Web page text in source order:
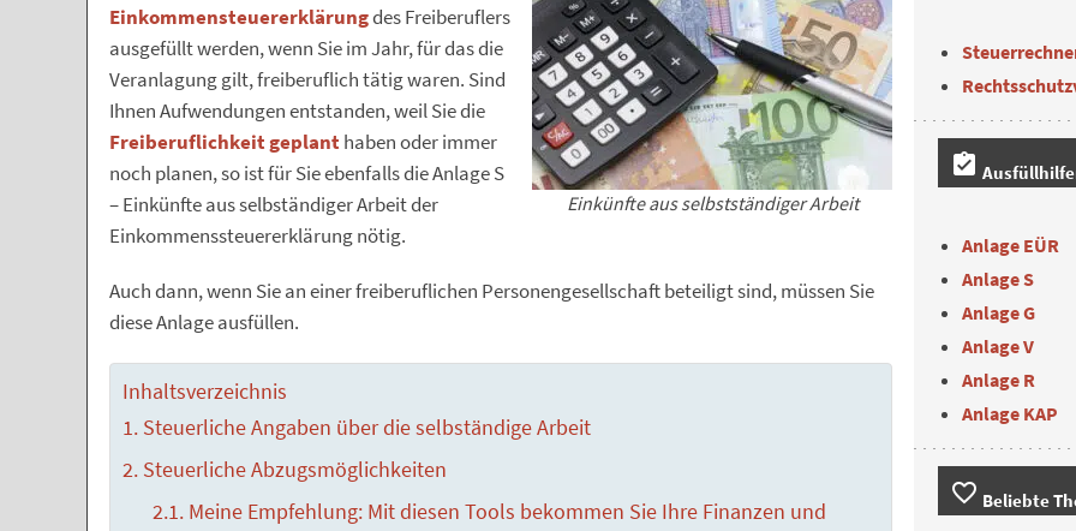
Einkünfte aus selbstständiger Arbeit
Einkommensteuererklärungdes Freiberuflers
ausgefüllt werden, wenn Sie im Jahr, für das die
Veranlagung gilt, freiberuflich tätig waren. Sind
Ihnen Aufwendungen entstanden, weil Sie die
Freiberuflichkeit geplant haben oder immer
noch planen, so ist für Sie ebenfalls die Anlage S
– Einkünfte aus selbständiger Arbeit der
Einkommenssteuererklärung nötig.
Auch dann, wenn Sie an einer freiberuflichen Personengesellschaft beteiligt sind, müssen Sie
diese Anlage ausfüllen.
Inhaltsverzeichnis
Steuerliche Angaben über die selbständige Arbeit
Steuerliche Abzugsmöglichkeiten
Meine Empfehlung: Mit diesen Tools bekommen Sie Ihre Finanzen und
assignment_turned_in
Anlage EÜR
Anlage S
Anlage G
Anlage V
Anlage R
Anlage KAP
favorite_border Beliebte